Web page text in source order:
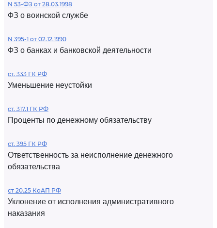
N 53-ФЗ от 28.03.1998
ФЗ о воинской службе
N 395-1 от 02.12.1990
ФЗ о банках и банковской деятельности
ст. 333 ГК РФ
Уменьшение неустойки
ст. 317.1 ГК РФ
Проценты по денежному обязательству
ст. 395 ГК РФ
Ответственность за неисполнение денежного
обязательства
ст 20.25 КоАП РФ
Уклонение от исполнения административного
наказания